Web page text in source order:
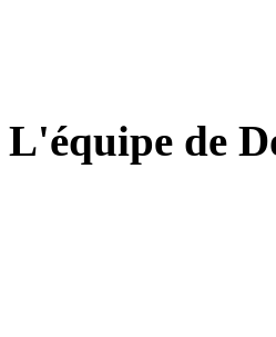
L'équipe de